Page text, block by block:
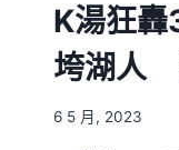
K湯狂
垮湖人
6 5 月, 2023